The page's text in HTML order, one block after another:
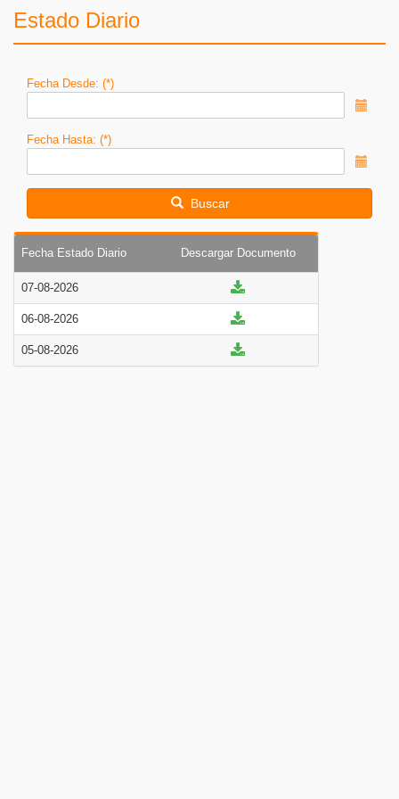
Estado Diario
Fecha Desde:
Fecha Hasta:
Buscar
Fecha Estado Diario Descargar Documento
07-08-2026
06-08-2026
05-08-2026